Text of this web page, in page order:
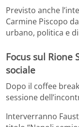
Previsto anche
Carmine Piscopo
urbano, politica e
Focus sul Rione
sociale
Dopo il coffee
sessione
Interverranno